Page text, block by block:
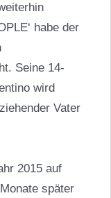
habe der
Seine 14-
wird
Vater
2015 auf
später